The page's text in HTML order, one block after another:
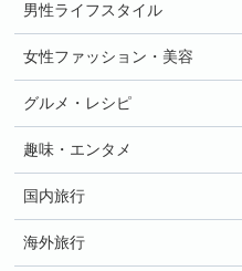
男性ライフスタイル
女性ファッション・美容
グルメ・レシピ
趣味・エンタメ
国内旅行
海外旅行